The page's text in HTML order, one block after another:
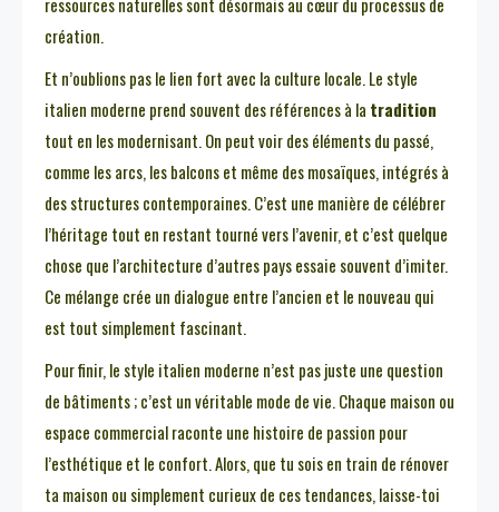
ressources naturelles sont désormais au cœur du processus de
création.
Et n’oublions pas le lien fort avec la culture locale. Le style
italien moderne prend souvent des références à la tradition
tout en les modernisant. On peut voir des éléments du passé,
comme les arcs, les balcons et même des mosaïques, intégrés à
des structures contemporaines. C’est une manière de célébrer
l’héritage tout en restant tourné vers l’avenir, et c’est quelque
chose que l’architecture d’autres pays essaie souvent d’imiter.
Ce mélange crée un dialogue entre l’ancien et le nouveau qui
est tout simplement fascinant.
Pour finir, le style italien moderne n’est pas juste une question
de bâtiments ; c’est un véritable mode de vie. Chaque maison ou
espace commercial raconte une histoire de passion pour
l’esthétique et le confort. Alors, que tu sois en train de rénover
ta maison ou simplement curieux de ces tendances, laisse-toi